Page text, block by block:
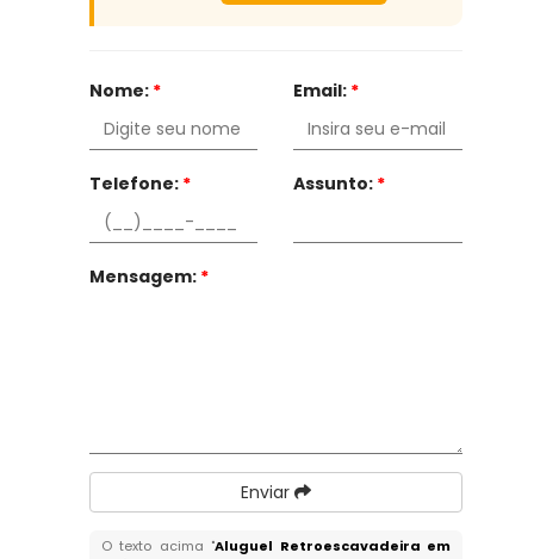
Nome: * Email: *
Telefone: * Assunto: *
Mensagem: *
Enviar
O texto acima "Aluguel Retroescavadeira em